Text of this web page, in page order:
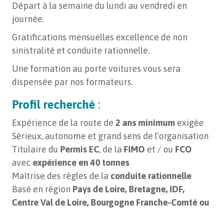
Départ à la semaine du lundi au vendredi en
journée.
Gratifications mensuelles excellence de non
sinistralité et conduite rationnelle.
Une formation au porte voitures vous sera
dispensée par nos formateurs.
Profil recherché :
Expérience de la route de 2 ans minimum exigée
Sérieux, autonome et grand sens de l’organisation
Titulaire du Permis EC, de la FIMO et / ou FCO
avec expérience en 40 tonnes
Maîtrise des règles de la conduite rationnelle
Basé en région Pays de Loire, Bretagne, IDF,
Centre Val de Loire, Bourgogne Franche-Comté ou